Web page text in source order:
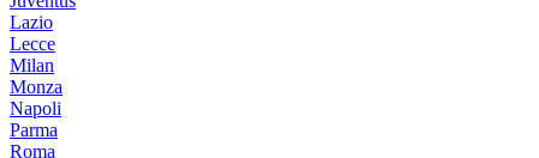
Lazio
Lecce
Milan
Monza
Napoli
Parma
Roma